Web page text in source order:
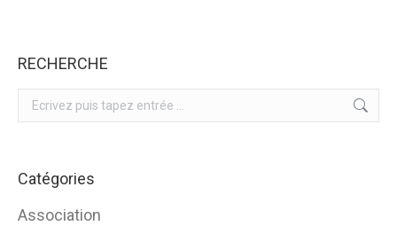
RECHERCHE
Search:
Catégories
Association